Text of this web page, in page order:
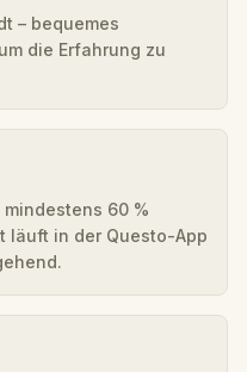
– bequemes
die Erfahrung zu
60 %
läuft in der Questo-App